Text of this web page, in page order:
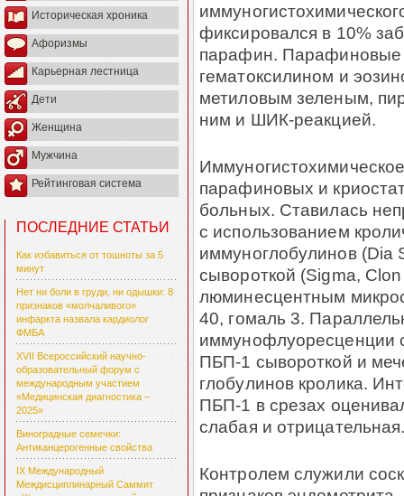
Историческая хроника
Афоризмы
Карьерная лестница
Дети
Женщина
Мужчина
Рейтинговая система
ПОСЛЕДНИЕ СТАТЬИ
Как избавиться от тошноты за 5
минут
Нет ни боли в груди, ни одышки: 8
признаков «молчаливого»
инфаркта назвала кардиолог
ФМБА
XVII Всероссийский научно-
образовательный форум с
международным участием
«Медицинская диагностика –
2025»
Виноградные семечки:
Антиканцерогенные свойства
IX Международный
Междисциплинарный Саммит
фиксировался в 10%
парафин. Пара­финовые
гематоксилином и
метиловым зе­ле­ным,
ним и ШИК-реакцией.
парафиновых и
больных. Ставилась
с использованием
иммуноглобулинов (Dia
сывороткой (Sigma,
люминесцентным
40, гомаль 3.
им­муно­флу­оресценции
ПБП-1 сывороткой и
глобулинов кролика.
ПБП-1 в срезах
слабая и
Контролем служили